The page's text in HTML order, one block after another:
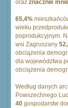
oraz znacznie
65,4%
wieku
poprodukcyjnym.
wsi Zagruszany
obciążenia
dla województwa
obciążenia
Według danych
Powszechnego
40 gospodarstw